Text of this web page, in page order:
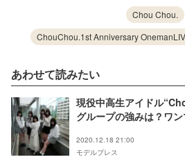
Chou Chou.
ChouChou.1st Anniversary
あわせて読みたい
現役中高生アイドル
グループの強みは？ワ
2020.12.18 21:00
モデルプレス